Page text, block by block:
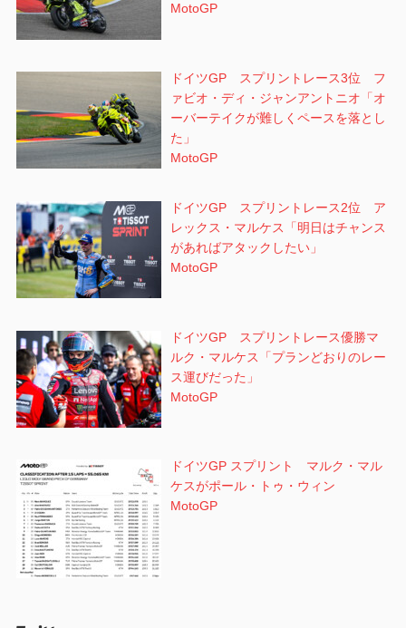
MotoGP
ドイツGP スプリントレース3位 フ
ァビオ・ディ・ジャンアントニオ「オ
ーバーテイクが難しくペースを落とし
た」
MotoGP
ドイツGP スプリントレース2位 ア
レックス・マルケス「明日はチャンス
があればアタックしたい」
MotoGP
ドイツGP スプリントレース優勝マ
ルク・マルケス「プランどおりのレー
ス運びだった」
MotoGP
ドイツGP スプリント マルク・マル
ケスがポール・トゥ・ウィン
MotoGP